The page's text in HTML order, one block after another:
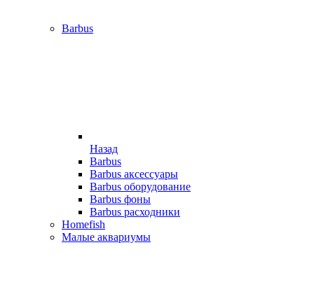
Barbus
Назад
Barbus
Barbus аксессуары
Barbus оборудование
Barbus фоны
Barbus расходники
Homefish
Малые аквариумы